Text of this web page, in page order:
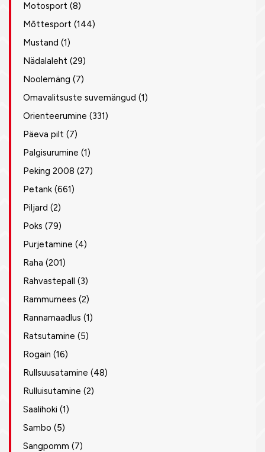
Motosport (8)
Mõttesport (144)
Mustand (1)
Nädalaleht (29)
Noolemäng (7)
Omavalitsuste suvemängud (1)
Orienteerumine (331)
Päeva pilt (7)
Palgisurumine (1)
Peking 2008 (27)
Petank (661)
Piljard (2)
Poks (79)
Purjetamine (4)
Raha (201)
Rahvastepall (3)
Rammumees (2)
Rannamaadlus (1)
Ratsutamine (5)
Rogain (16)
Rullsuusatamine (48)
Rulluisutamine (2)
Saalihoki (1)
Sambo (5)
Sangpomm (7)